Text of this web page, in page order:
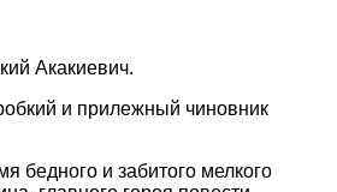
Акакиевич.
и прилежный чиновник
бедного и забитого мелкого